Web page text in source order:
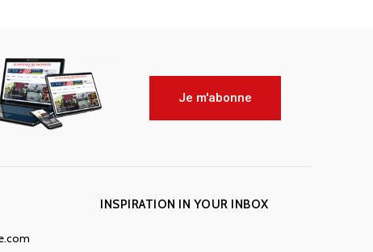
Je m'abonne
INSPIRATION IN YOUR INBOX